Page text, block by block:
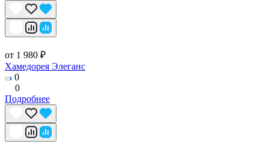
от 1 980 ₽
Хамедорея Элеганс
0
0
Подробнее